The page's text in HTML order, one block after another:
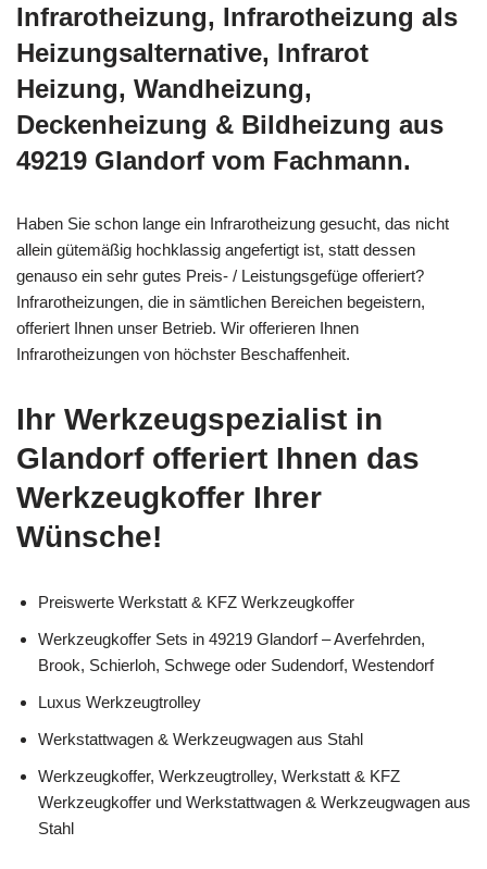
Infrarotheizung, Infrarotheizung als
Heizungsalternative, Infrarot
Heizung, Wandheizung,
Deckenheizung & Bildheizung aus
49219 Glandorf vom Fachmann.
Haben Sie schon lange ein Infrarotheizung gesucht, das nicht
allein gütemäßig hochklassig angefertigt ist, statt dessen
genauso ein sehr gutes Preis- / Leistungsgefüge offeriert?
Infrarotheizungen, die in sämtlichen Bereichen begeistern,
offeriert Ihnen unser Betrieb. Wir offerieren Ihnen
Infrarotheizungen von höchster Beschaffenheit.
Ihr Werkzeugspezialist in
Glandorf offeriert Ihnen das
Werkzeugkoffer Ihrer
Wünsche!
Preiswerte Werkstatt & KFZ Werkzeugkoffer
Werkzeugkoffer Sets in 49219 Glandorf – Averfehrden,
Brook, Schierloh, Schwege oder Sudendorf, Westendorf
Luxus Werkzeugtrolley
Werkstattwagen & Werkzeugwagen aus Stahl
Werkzeugkoffer, Werkzeugtrolley, Werkstatt & KFZ
Werkzeugkoffer und Werkstattwagen & Werkzeugwagen aus
Stahl